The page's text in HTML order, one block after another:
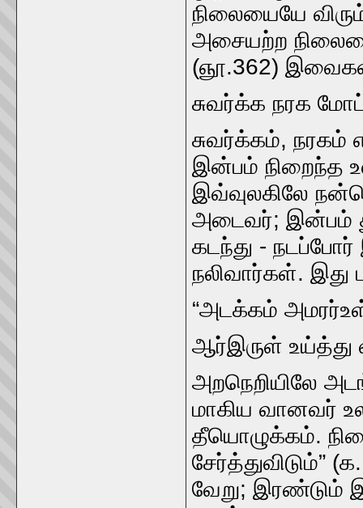
நிலையையே
அசையற்ற
(ஞூ.362)
சுவர்க்க நரக
சுவர்க்கம்‌,
இன்பம்‌ நிறைந்த
இவ்வுலகிலே
அடைவர்‌; இன்பம்‌
கடந்து -
நலிவார்கள்‌.
“அடக்கம்‌
ஆர்‌இருள்‌ உய்த்து
அறநெறியிலே
மாகிய வானவர்‌
தீயொழுக்கம்‌.
சேர்த்துவிடும்‌”
வேறு; இரண்டும்‌